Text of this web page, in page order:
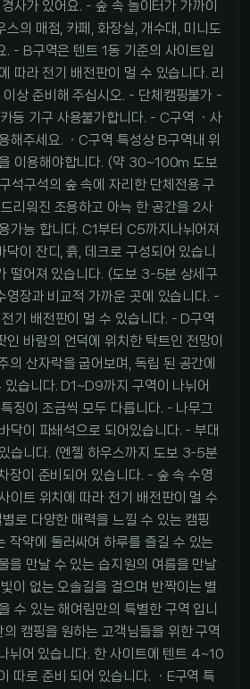
사가 있어요. - 숲 속 놀이터가 가까이
의 매점, 카페, 화장실, 개수대, 미니도
. - B구역은 텐트 1동 기준의 사이트입
따라 전기 배전판이 멀 수 있습니다. 리
상 준비해 주십시오. - 단체캠핑불가 -
등 기구 사용불가합니다. - C구역 ㆍ사
해주세요. ㆍC구역 특성상 B구역내 위
이용해야합니다. (약 30~100m 도보
석구석의 숲 속에 자리한 단체전용 구
리워진 조용하고 아늑 한 공간을 2사
가능 합니다. C1부터 C5까지나뉘어져
이 잔디, 흙, 데크로 구성되어 있습니
떨어져 있습니다. (도보 3-5분 상세구
영장과 비교적 가까운 곳에 있습니다. -
기 배전판이 멀 수 있습니다. - D구역
바람의 언덕에 위치한 탁트인 전망이
의 산자락을 굽어보며, 독립 된 공간에
습니다. D1~D9까지 구역이 나뉘어
징이 조금씩 모두 다릅니다. - 나무그
닥이 파쇄석으로 되어있습니다. - 부대
습니다. (엔젤 하우스까지 도보 3-5분
장이 준비되어 있습니다. - 숲 속 수영
이트 위치에 따라 전기 배전판이 멀 수
로 다양한 매력을 느낄 수 있는 캠핑
작약에 둘러싸여 하루를 즐길 수 있는
을 만날 수 있는 습지원의 여름을 만날
이 없는 오솔길을 걸으며 반짝이는 별
수 있는 해여림만의 특별한 구역 입니
캠핑을 원하는 고객님들을 위한 구역
뉘어 있습니다. 한 사이트에 텐트 4~10
따로 준비 되어 있습니다. ㆍE구역 특